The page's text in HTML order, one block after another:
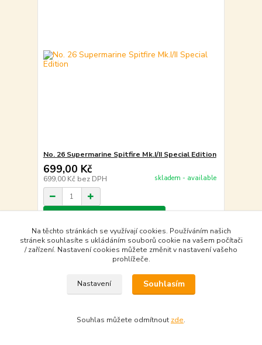
No. 26 Supermarine Spitfire Mk.I/II Special Edition
699,00 Kč
699,00 Kč bez DPH skladem - available
Na těchto stránkách se využívají cookies. Používáním našich
stránek souhlasíte s ukládáním souborů cookie na vašem počítači
/ zařízení. Nastavení cookies můžete změnit v nastavení vašeho
prohlížeče.
Nastavení Souhlasím
Souhlas můžete odmítnout zde.